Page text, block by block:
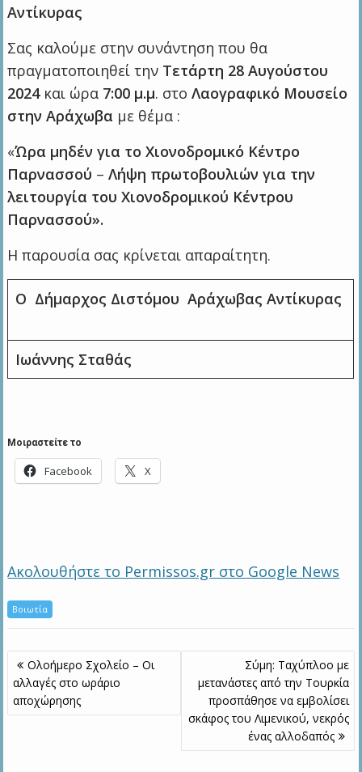
Αντίκυρας
Σας καλούμε στην συνάντηση που θα
πραγματοποιηθεί την Τετάρτη 28 Αυγούστου
2024 και ώρα 7:00 μ.μ. στοΛαογραφικό Μουσείο
στην Αράχωβα με θέμα :
«Ώρα μηδέν για το Χιονοδρομικό Κέντρο
Παρνασσού –Λήψη πρωτοβουλιών για την
λειτουργία του Χιονοδρομικού Κέντρου
Παρνασσού».
Η παρουσία σας κρίνεται απαραίτητη.
Ο Δήμαρχος Διστόμου Αράχωβας Αντίκυρας
Ιωάννης Σταθάς
Μοιραστείτε το
Facebook X
Ακολουθήστε το Permissos.gr στο Google News
Βοιωτία
Πλοήγηση
άρθρων
Ολοήμερο Σχολείο – Οι
αλλαγές στο ωράριο
αποχώρησης
Σύμη: Ταχύπλοο με
μετανάστες από την Τουρκία
προσπάθησε να εμβολίσει
σκάφος του Λιμενικού, νεκρός
ένας αλλοδαπός